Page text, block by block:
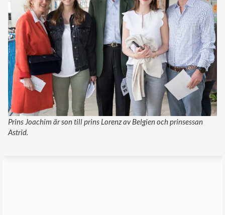
Prins Joachim är son till prins Lorenz av Belgien och prinsessan
Astrid.